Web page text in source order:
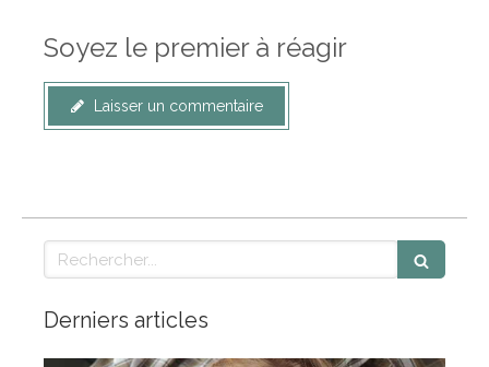
Soyez le premier à réagir
Laisser un commentaire
Rechercher
Derniers articles